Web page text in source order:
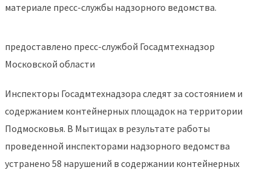
материале пресс-службы надзорного ведомства.
предоставлено пресс-службой Госадмтехнадзор
Московской области
Инспекторы Госадмтехнадзора следят за состоянием и
содержанием контейнерных площадок на территории
Подмосковья. В Мытищах в результате работы
проведенной инспекторами надзорного ведомства
устранено 58 нарушений в содержании контейнерных